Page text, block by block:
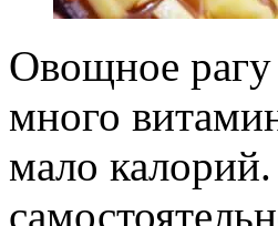
Овощное
много
мало